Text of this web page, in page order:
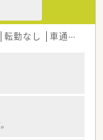
転勤なし 車通勤可